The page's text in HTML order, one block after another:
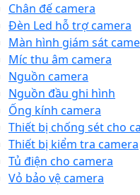
Chân đế camera
Đèn Led hỗ trợ camera
Màn hình giám sát
Míc thu âm camera
Nguồn camera
Nguồn đầu ghi hình
Ống kính camera
Thiết bị chống sét cho
Thiết bị kiểm tra camera
Tủ điện cho camera
Vỏ bảo vệ camera